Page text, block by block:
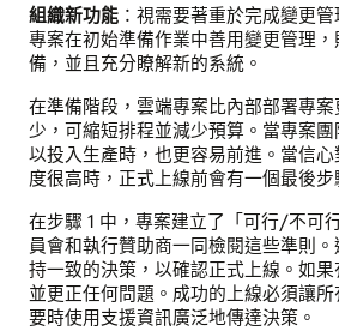
組織新功能 ：視需要著重於完成變更
專案在初始準備作業中善用變更管理
備，並且充分瞭解新的系統。
在準備階段，雲端專案比內部部署專
少，可縮短排程並減少預算。當專案
以投入生產時，也更容易前進。當信
度很高時，正式上線前會有一個最後步
在步驟 1 中，專案建立了「可行/不可
員會和執行贊助商一同檢閱這些準則
持一致的決策，以確認正式上線。如
並更正任何問題。成功的上線必須讓
要時使用支援資訊廣泛地傳達決策。